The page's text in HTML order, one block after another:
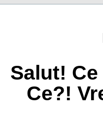
Salut!
Ce?!